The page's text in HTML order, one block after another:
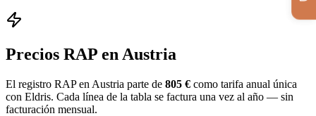
Precios RAP en Austria
El registro RAP en Austria parte de 805 € como tarifa anual única
con Eldris. Cada línea de la tabla se factura una vez al año — sin
facturación mensual.